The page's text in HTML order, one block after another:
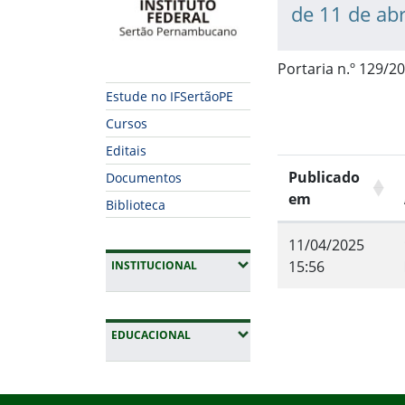
Estude no IFSertãoPE
Cursos
Editais
Documentos
Biblioteca
INSTITUCIONAL(EXPANDIR SUBMENUS)
EDUCACIONAL(EXPANDIR SUBMENUS)
de 11 de
Portaria n.º 129/
Publicado
em
11/04/2025
15:56